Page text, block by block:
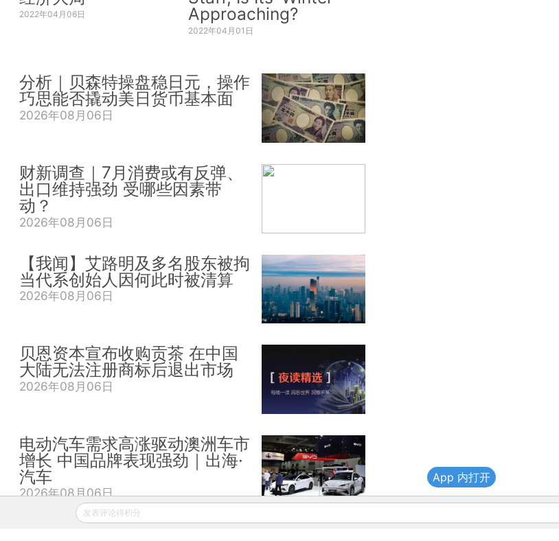
2022年04月06日
Approaching?
2022年04月01日
分析｜贝森特操盘稳日元，操作
巧思能否撬动美日货币基本面
2026年08月06日
财新调查｜7月消费或有反弹、
出口维持强劲 受哪些因素带
动？
2026年08月06日
【我闻】艾路明及多名股东被拘
当代系创始人因何此时被清算
2026年08月06日
贝恩资本宣布收购贡茶 在中国
大陆无法注册商标后退出市场
2026年08月06日
电动汽车需求高涨驱动澳洲车市
增长 中国品牌表现强劲｜出海·
汽车
2026年08月06日
发表评论得积分
App 内打开